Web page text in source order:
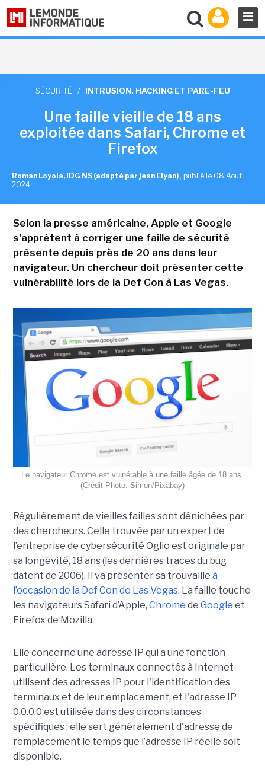
SÉCURITÉ / INTRUSION, HACKING ET PARE-FEU
Une faille vieille de 18 ans
exploitée dans Safari, Chrome et
Firefox
Roman Loyola, IDG NS (adapté par jean Elyan) , publié le 08 Aout
2024
Selon la presse américaine, Apple et Google
s'apprêtent à corriger une faille de sécurité
présente depuis près de 20 ans dans leur
navigateur. Un chercheur doit présenter cette
vulnérabilité lors de la Def Con à Las Vegas.
Le navigateur Chrome est vulnérable à une faille âgée de 18 ans.
(Crédit Photo: Simon/Pixabay)
Régulièrement de vieilles failles sont dénichées par
des chercheurs. Celle trouvée par un expert de
l’entreprise de cybersécurité Oglio est originale par
sa longévité, 18 ans (les dernières traces du bug
datent de 2006). Il va présenter sa trouvaille à
l’occasion de la Def Con de Las Vegas. La faille touche
les navigateurs Safari d’Apple, Chrome de Google et
Firefox de Mozilla.
Elle concerne une adresse IP qui a une fonction
particulière. Les terminaux connectés à Internet
utilisent des adresses IP pour l'identification des
terminaux et de leur emplacement, et l'adresse IP
0.0.0.0 est utilisée dans des circonstances
spécifiques : elle sert généralement d'adresse de
remplacement le temps que l’adresse IP réelle soit
disponible.